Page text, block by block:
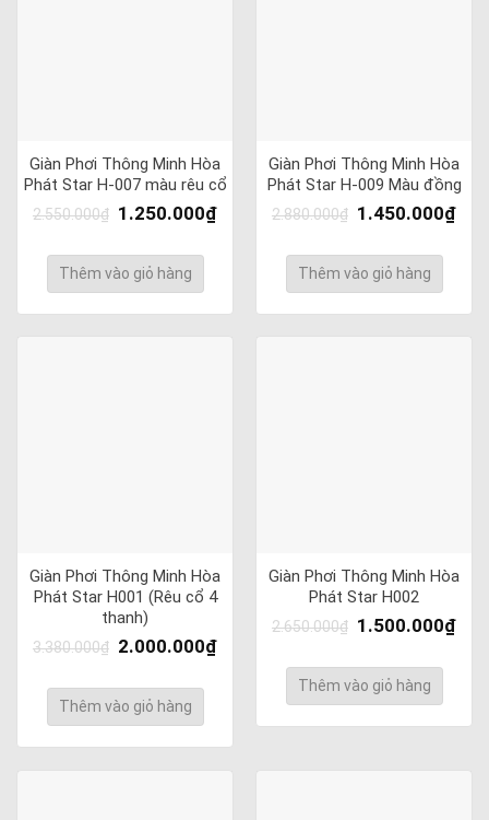
Giàn Phơi Thông Minh Hòa
Phát Star H-007 màu rêu cổ
2.550.000₫ 1.250.000₫
Thêm vào giỏ hàng
Giàn Phơi Thông Minh Hòa
Phát Star H-009 Màu đồng
2.880.000₫ 1.450.000₫
Thêm vào giỏ hàng
Giàn Phơi Thông Minh Hòa
Phát Star H001 (Rêu cổ 4
thanh)
3.380.000₫ 2.000.000₫
Thêm vào giỏ hàng
Giàn Phơi Thông Minh Hòa
Phát Star H002
2.650.000₫ 1.500.000₫
Thêm vào giỏ hàng